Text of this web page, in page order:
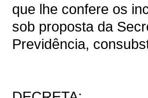
que lhe confere os
sob proposta da
Previdência,